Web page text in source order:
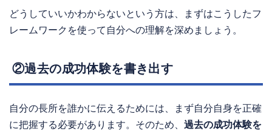
どうしていいかわからないという方は、まずはこうしたフ
レームワークを使って自分への理解を深めましょう。
②過去の成功体験を書き出す
自分の長所を誰かに伝えるためには、まず自分自身を正確
に把握する必要があります。そのため、 過去の成功体験を